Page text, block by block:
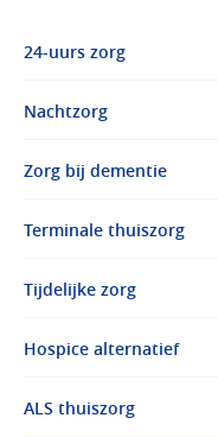
24-uurs zorg
Nachtzorg
Zorg bij dementie
Terminale thuiszorg
Tijdelijke zorg
Hospice alternatief
ALS thuiszorg